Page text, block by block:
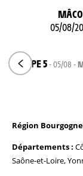
05/08/
ÉTAPE 5- 05/
Région
Départements :
Saône-et-Loire,